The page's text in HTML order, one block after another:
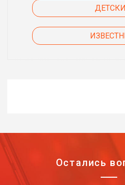
Остались